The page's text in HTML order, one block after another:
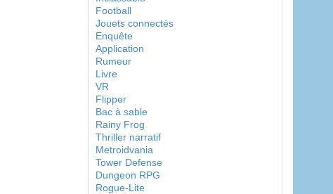
Football
Jouets connectés
Enquête
Application
Rumeur
Livre
VR
Flipper
Bac à sable
Rainy Frog
Thriller narratif
Metroidvania
Tower Defense
Dungeon RPG
Rogue-Lite